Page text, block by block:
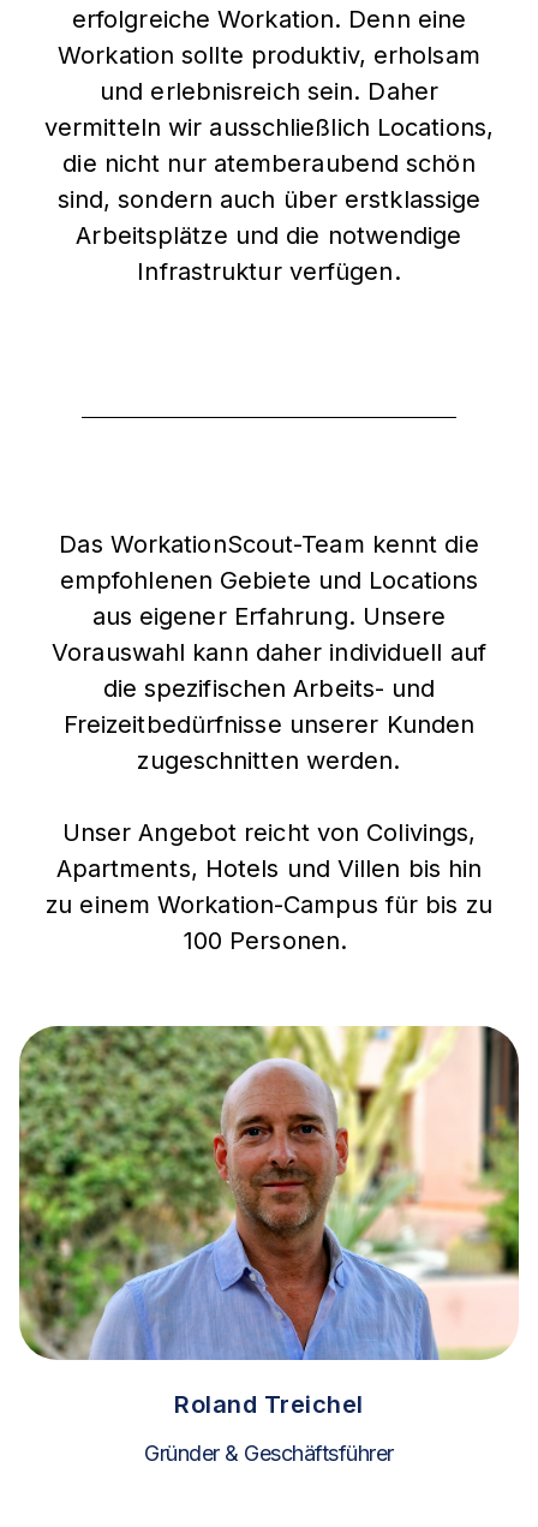
erfolgreiche Workation. Denn eine
Workation sollte produktiv, erholsam
und erlebnisreich sein. Daher
vermitteln wir ausschließlich Locations,
die nicht nur atemberaubend schön
sind, sondern auch über erstklassige
Arbeitsplätze und die notwendige
Infrastruktur verfügen.
Das WorkationScout-Team kennt die
empfohlenen Gebiete und Locations
aus eigener Erfahrung. Unsere
Vorauswahl kann daher individuell auf
die spezifischen Arbeits- und
Freizeitbedürfnisse unserer Kunden
zugeschnitten werden.
Unser Angebot reicht von Colivings,
Apartments, Hotels und Villen bis hin
zu einem Workation-Campus für bis zu
100 Personen.
Roland Treichel
Gründer & Geschäftsführer